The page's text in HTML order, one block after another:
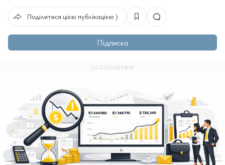
Поділитися цією публікацією ⟩
Підписка
ОГОЛОШЕННЯ